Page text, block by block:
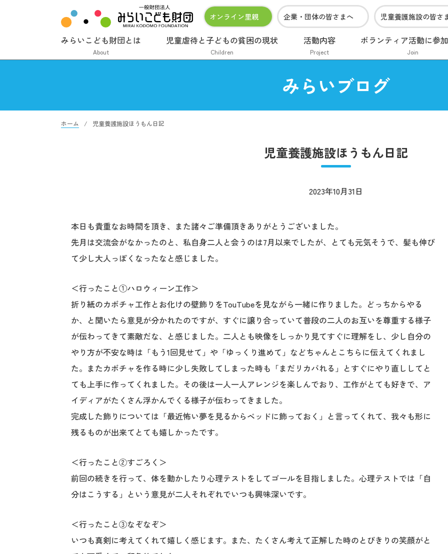
オンライン里親 企業・団体の皆さまへ 児童養護施設の皆さ
みらいこども財団とは
About
児童虐待と子どもの貧困の現状
Children
活動内容
Project
ボランティア活動に参
Join
みらいブログ
ホーム 児童養護施設ほうもん日記
児童養護施設ほうもん日記
2023年10月31日
本日も貴重なお時間を頂き、また諸々ご準備頂きありがとうございました。
先月は交流会がなかったのと、私自身二人と会うのは7月以来でしたが、とても元気そうで、髪も伸び
て少し大人っぽくなったなと感じました。
＜行ったこと①ハロウィーン工作＞
折り紙のカボチャ工作とお化けの壁飾りをTouTubeを見ながら一緒に作りました。どっちからやる
か、と聞いたら意見が分かれたのですが、すぐに譲り合っていて普段の二人のお互いを尊重する様子
が伝わってきて素敵だな、と感じました。二人とも映像をしっかり見てすぐに理解をし、少し自分の
やり方が不安な時は「もう1回見せて」や「ゆっくり進めて」などちゃんとこちらに伝えてくれまし
た。またカボチャを作る時に少し失敗してしまった時も「まだリカバれる」とすぐにやり直ししてと
ても上手に作ってくれました。その後は一人一人アレンジを楽しんでおり、工作がとても好きで、ア
イディアがたくさん浮かんでくる様子が伝わってきました。
完成した飾りについては「最近怖い夢を見るからベッドに飾っておく」と言ってくれて、我々も形に
残るものが出来てとても嬉しかったです。
＜行ったこと②すごろく＞
前回の続きを行って、体を動かしたり心理テストをしてゴールを目指しました。心理テストでは「自
分はこうする」という意見が二人それぞれでいつも興味深いです。
＜行ったこと③なぞなぞ＞
いつも真剣に考えてくれて嬉しく感じます。また、たくさん考えて正解した時のとびきりの笑顔がと